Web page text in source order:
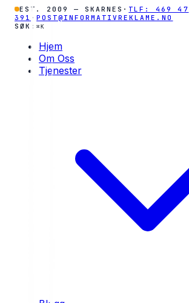
EST. 2009 — SKARNES · TLF: 469 47
391 ·POST@INFORMATIVREKLAME.NO
SØK:⌘K
Hjem
Om Oss
Tjenester